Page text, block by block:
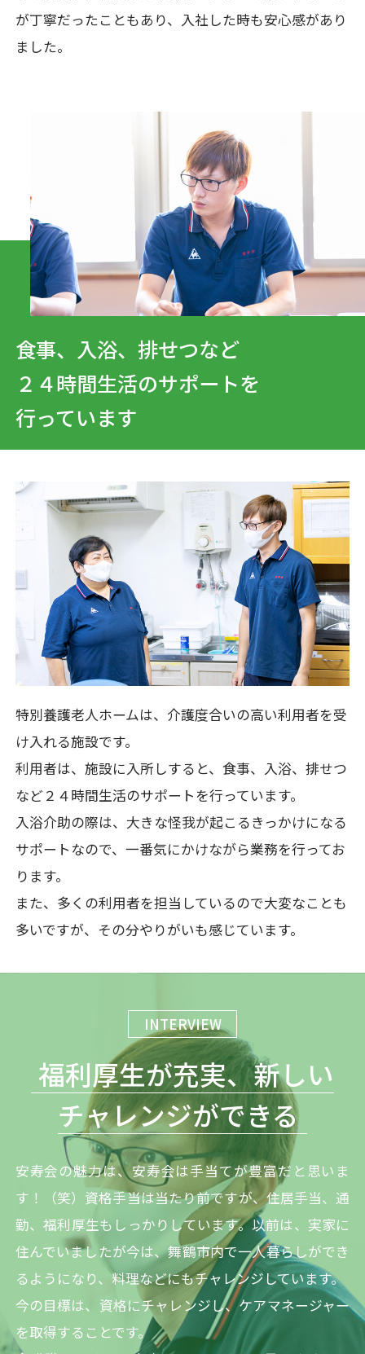
が丁寧だったこともあり、入社した時も安心感があり
ました。
食事、入浴、排せつなど
２４時間生活のサポートを
行っています
特別養護老人ホームは、介護度合いの高い利用者を受
け入れる施設です。
利用者は、施設に入所しすると、食事、入浴、排せつ
など２４時間生活のサポートを行っています。
入浴介助の際は、大きな怪我が起こるきっかけになる
サポートなので、 一番気にかけながら業務を行ってお
ります。
また、多くの利用者を担当しているので大変なことも
多いですが、その分やりがいも感じています。
INTERVIEW
福利厚生が充実、新しい
チャレンジができる
安寿会の魅力は、安寿会は手当てが豊富だと思いま
す！（笑）資格手当は当たり前ですが、住居手当、通
勤、福利厚生もしっかりしています。以前は、実家に
住んでいましたが今は、舞鶴市内で一人暮らしができ
るようになり、料理などにもチャレンジしています。
今の目標は、資格にチャレンジし、ケアマネージャー
を取得することです。